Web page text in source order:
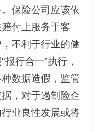
保险公司应该依
付上服务于客
不利于行业的健
行合一”执行，
数据造假，监管
，对于遏制险企
业良性发展或将